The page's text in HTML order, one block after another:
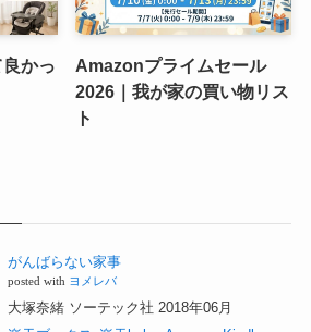
かっ
Amazonプライムセール
2026｜我が家の買い物リス
ト
がんばらない家事
posted with ヨメレバ
大塚奈緒 ソーテック社 2018年06月